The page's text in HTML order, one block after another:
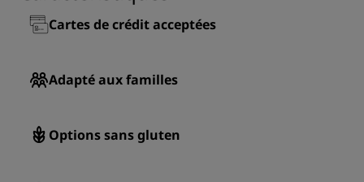
Cartes de crédit acceptées
Adapté aux familles
Options sans gluten